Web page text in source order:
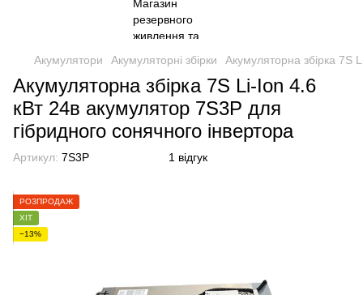
Акумулятори Акумуляторні збірки Акумуляторна збірка 7S
Акумуляторна збірка 7S Li-Ion 4.6
кВт 24в акумулятор 7S3P для
гібридного сонячного інвертора
Артикул: 7S3P 1 відгук
РОЗПРОДАЖ
ХІТ
−13%